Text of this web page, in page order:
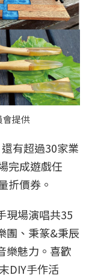
會提供
有超過30家業
完成遊戲任
折價券。
現場演唱共35
團、秉篆&秉辰
樂魅力。喜歡
DIY手作活